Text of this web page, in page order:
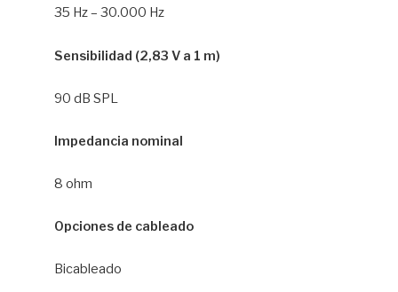
35 Hz – 30.000 Hz
Sensibilidad (2,83 V a 1 m)
90 dB SPL
Impedancia nominal
8 ohm
Opciones de cableado
Bicableado